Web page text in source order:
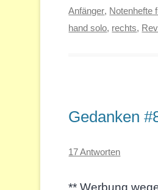
Anfänger, Notenhefte
hand solo, rechts,
Gedanken
17 Antworten
** Werbung